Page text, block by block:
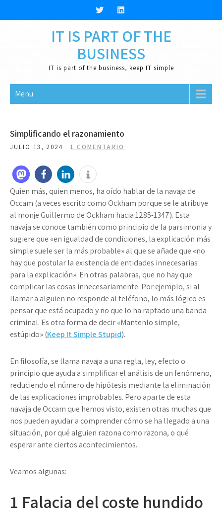
IT IS PART OF THE
BUSINESS
IT is part of the business, keep IT simple
Menu
Simplificando el razonamiento
JULIO 13, 2024 1 COMENTARIO
Quien más, quien menos, ha oído hablar de la navaja de
Occam (a veces escrito como Ockham porque se le atribuye
al monje Guillermo de Ockham hacia 1285-1347). Esta
navaja se conoce también como principio de la parsimonia y
sugiere que «en igualdad de condiciones, la explicación más
simple suele ser la más probable» al que se añade que «no
hay que postular la existencia de entidades innecesarias
para la explicación». En otras palabras, que no hay que
complicar las cosas innecesariamente. Por ejemplo, si al
llamar a alguien no responde al teléfono, lo más lógico es
pensar que está ocupado y no que lo ha raptado una banda
criminal. Es otra forma de decir «Mantenlo simple,
estúpido» (Keep It Simple Stupid).
En filosofía, se llama navaja a una regla, ley, efecto o
principio que ayuda a simplificar el análisis de un fenómeno,
reduciendo el número de hipótesis mediante la eliminación
de las explicaciones improbables. Pero aparte de esta
navaja de Occam que hemos visto, existen otras muchas que
nos pueden ayudar a comprender cómo se ha llegado a una
situación, por qué alguien razona como razona, o qué
esperar ante ciertos acontecimientos.
Veamos algunas:
1 Falacia del coste hundido